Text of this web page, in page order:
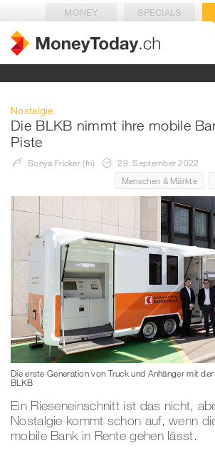
MONEY SPECIALS
Nostalgie
Die BLKB nimmt ihre mobile
Piste
Sonya Fricker (fri)
29. September 2022
Menschen & Märkte
Die erste Generation von Truck und Anhänger mit
BLKB
Ein Rieseneinschnitt ist das nicht,
Nostalgie kommt schon auf, wenn
mobile Bank in Rente gehen lässt.